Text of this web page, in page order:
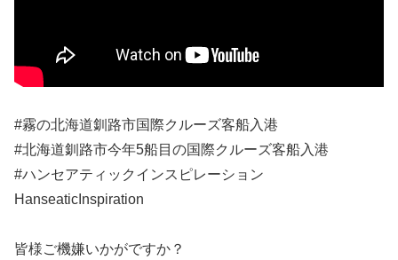
#霧の北海道釧路市国際クルーズ客船入港
#北海道釧路市今年5船目の国際クルーズ客船入港
#ハンセアティックインスピレーション
HanseaticInspiration
皆様ご機嫌いかがですか？